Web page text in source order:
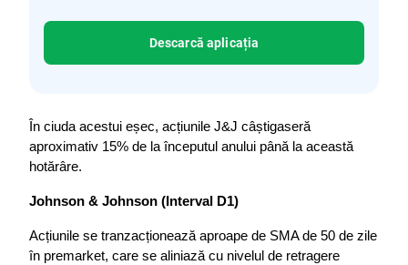
Descarcă aplicația
În ciuda acestui eșec, acțiunile J&J câștigaseră
aproximativ 15% de la începutul anului până la această
hotărâre.
Johnson & Johnson (Interval D1)
Acțiunile se tranzacționează aproape de SMA de 50 de zile
în premarket, care se aliniază cu nivelul de retragere